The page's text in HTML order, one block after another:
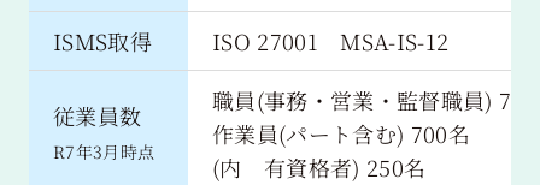
ISMS取得
ISO 27001 MSA-IS-12
従業員数
R7年3月時点
職員(事務・営業・監督職員) 70
作業員(パート含む) 700名
(内 有資格者) 250名